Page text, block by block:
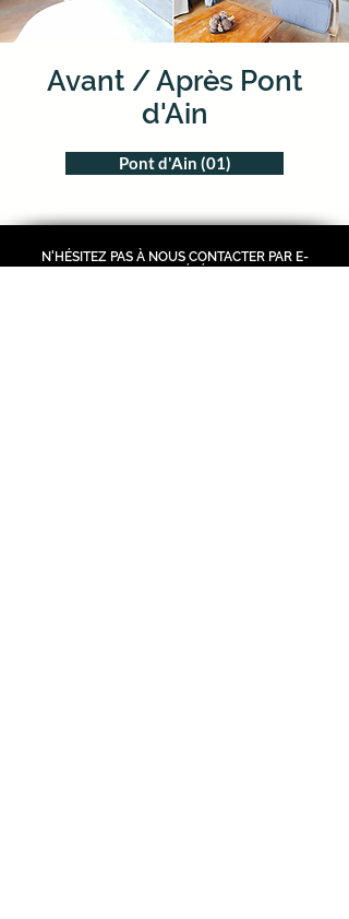
Avant / Après Pont
d'Ain
Pont d'Ain (01)
N'HÉSITEZ PAS À NOUS CONTACTER PAR E-